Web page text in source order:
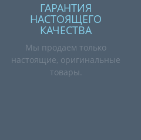
ГАРАНТИЯ
НАСТОЯЩЕГО
КАЧЕСТВА
Мы продаем только
настоящие, оригинальные
товары.